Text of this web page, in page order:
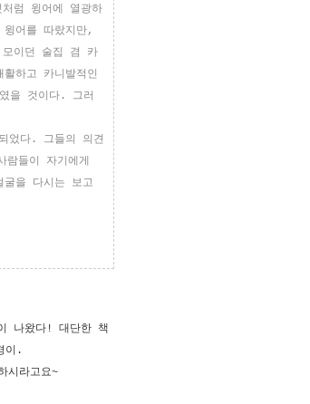
럼 윙어에 열광하
어를 따랐지만,
모이던 술집 겸 카
하고 카니발적인
을 것이다 . 그러
었다 . 그들의 의견
람들이 자기에게
굴을 다시는 보고
나왔다 ! 대단한 책
.
라고요~